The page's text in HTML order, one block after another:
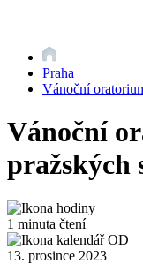
Praha
Vánoční
Vánoční
pražských
1 minuta čtení
13. prosince 2023